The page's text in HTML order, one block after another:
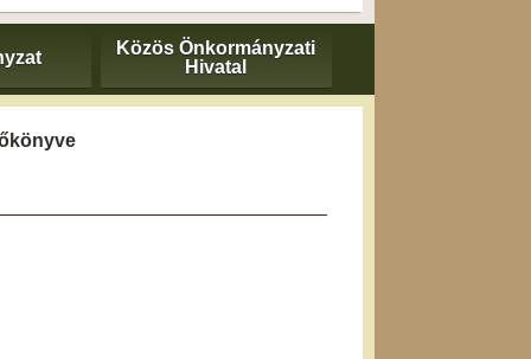
Közös Önkormányzati
Hivatal